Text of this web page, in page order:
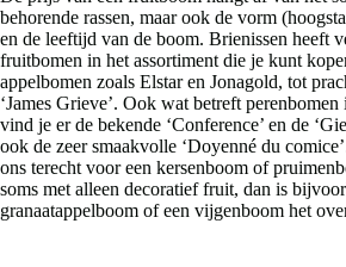
behorende rassen, maar ook de vorm
en de leeftijd van de boom. Brienissen heeft
fruitbomen in het assortiment die je kunt
appelbomen zoals Elstar en Jonagold, tot
‘James Grieve’. Ook wat betreft
vind je er de bekende ‘Conference’ en de
ook de zeer smaakvolle ‘Doyenné du
ons terecht voor een kersenboom of
soms met alleen decoratief fruit, dan is
granaatappelboom of een vijgenboom het